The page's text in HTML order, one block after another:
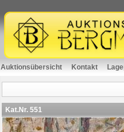
Auktionsübersicht Kontakt
Kat.Nr. 551